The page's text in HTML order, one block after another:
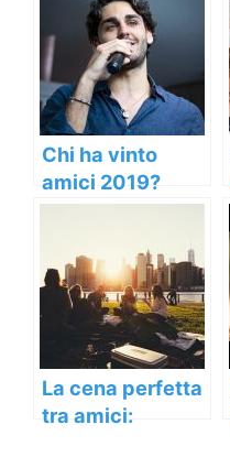
Chi ha vinto
amici 2019?
Conosciamo
Urso
La cena perfetta
tra amici: